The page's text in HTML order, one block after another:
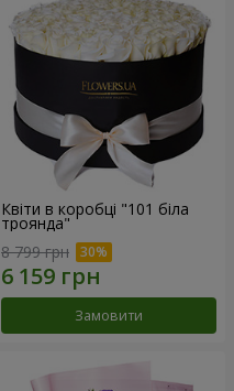
Квіти в коробці "101 біла
троянда"
8 799 грн
Замовити